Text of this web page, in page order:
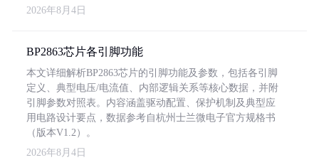
2026年8月4日
BP2863芯片各引脚功能
本文详细解析BP2863芯片的引脚功能及参数，包括各引脚
定义、典型电压/电流值、内部逻辑关系等核心数据，并附
引脚参数对照表。内容涵盖驱动配置、保护机制及典型应
用电路设计要点，数据参考自杭州士兰微电子官方规格书
（版本V1.2）。
2026年8月4日